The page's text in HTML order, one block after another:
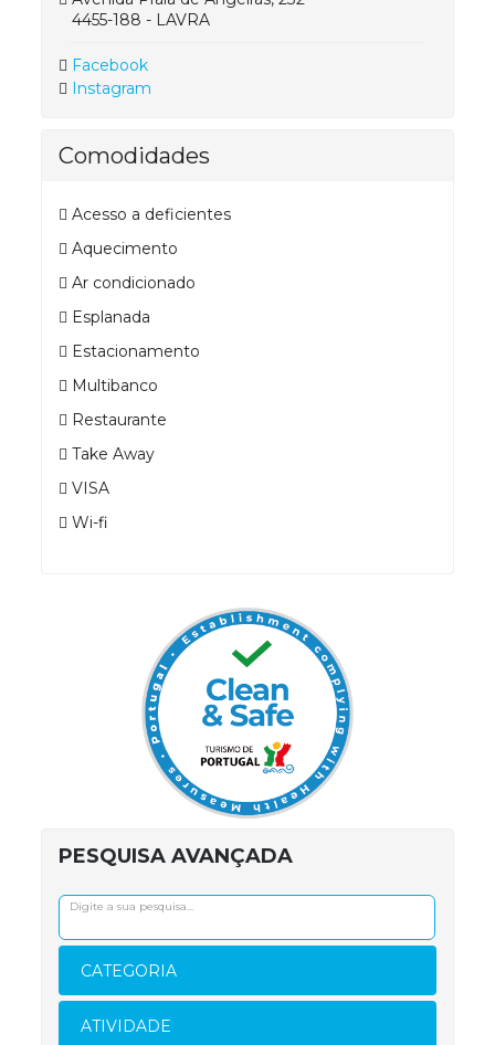
4455-188 - LAVRA
Facebook
Instagram
Comodidades
Acesso a deficientes
Aquecimento
Ar condicionado
Esplanada
Estacionamento
Multibanco
Restaurante
Take Away
VISA
Wi-fi
PESQUISA AVANÇADA
CATEGORIA
ATIVIDADE